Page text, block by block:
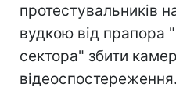
протестувальників
вудкою від прапора
сектора" збити